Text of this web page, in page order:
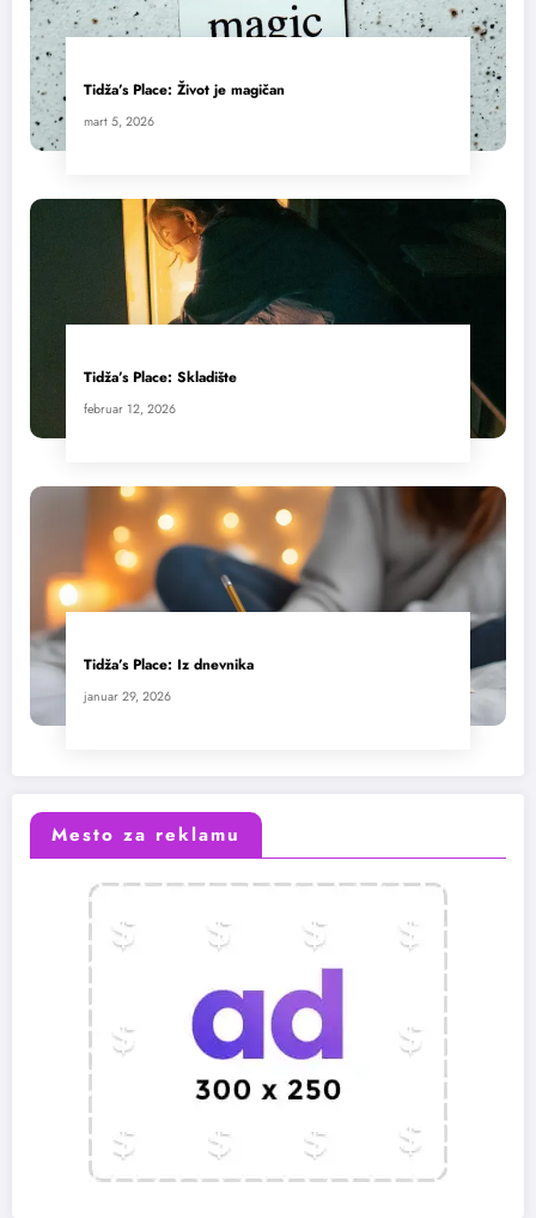
Tidža’s Place: Život je magičan
mart 5, 2026
Tidža’s Place: Skladište
februar 12, 2026
Tidža’s Place: Iz dnevnika
januar 29, 2026
Mesto za reklamu